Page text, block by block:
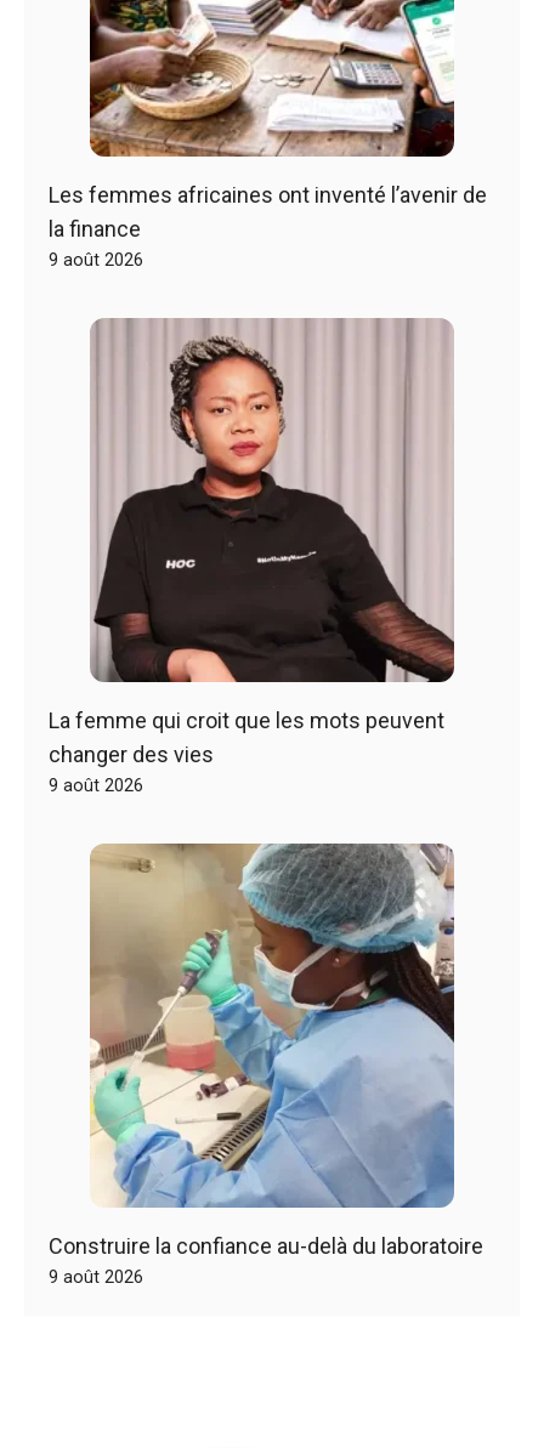
Les femmes africaines ont inventé l’avenir de
la finance
9 août 2026
La femme qui croit que les mots peuvent
changer des vies
9 août 2026
Construire la confiance au-delà du laboratoire
9 août 2026